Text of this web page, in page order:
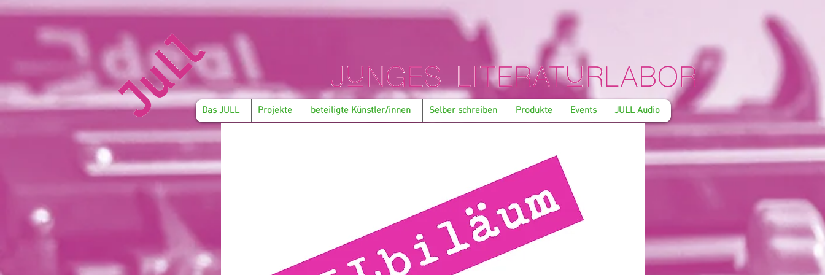
Das JULL Projekte beteiligte Künstler/innen Selber schreiben Produkte Events JULL Audio